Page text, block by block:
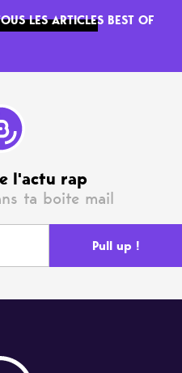
LES ARTICLES BEST OF
l'actu rap
ta boite mail